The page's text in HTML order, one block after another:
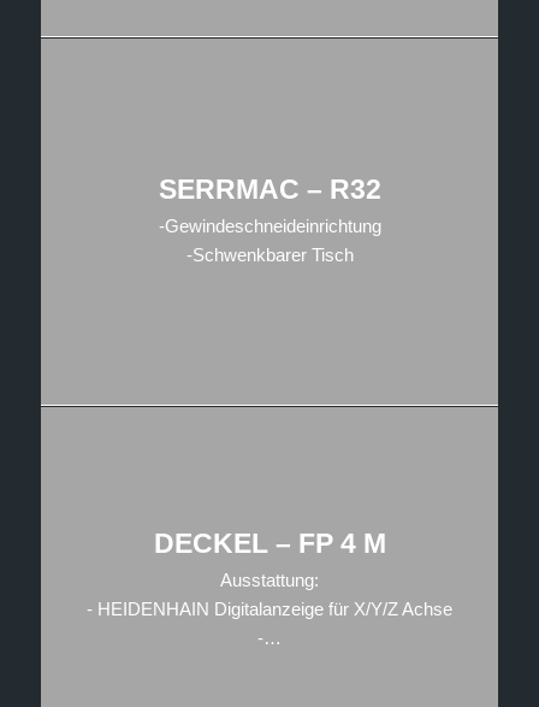
SERRMAC – R32
-Gewindeschneideinrichtung
-Schwenkbarer Tisch
DECKEL – FP 4 M
Ausstattung:
- HEIDENHAIN Digitalanzeige für X/Y/Z Achse
-…